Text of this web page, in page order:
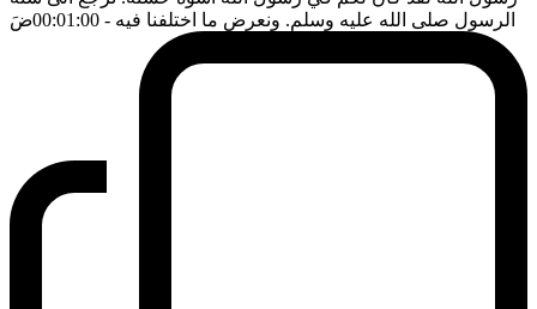
الرسول صلى الله عليه وسلم. ونعرض ما اختلفنا فيه - 00:01:00 ضَ